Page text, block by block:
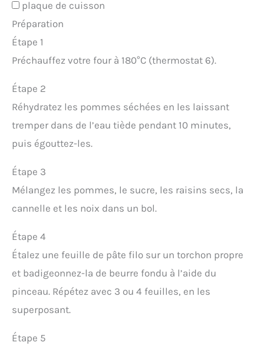
plaque de cuisson
Préparation
Étape 1
Préchauffez votre four à 180°C (thermostat 6).
Étape 2
Réhydratez les pommes séchées en les laissant
tremper dans de l’eau tiède pendant 10 minutes,
puis égouttez-les.
Étape 3
Mélangez les pommes, le sucre, les raisins secs, la
cannelle et les noix dans un bol.
Étape 4
Étalez une feuille de pâte filo sur un torchon propre
et badigeonnez-la de beurre fondu à l’aide du
pinceau. Répétez avec 3 ou 4 feuilles, en les
superposant.
Étape 5